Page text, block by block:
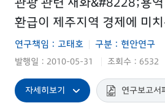
환급이 제주지역 경제에 미
연구책임 : 고태호 구분 : 현안연구
발행일 : 2010-05-31 조회수 : 6532
자세히보기 연구보고서